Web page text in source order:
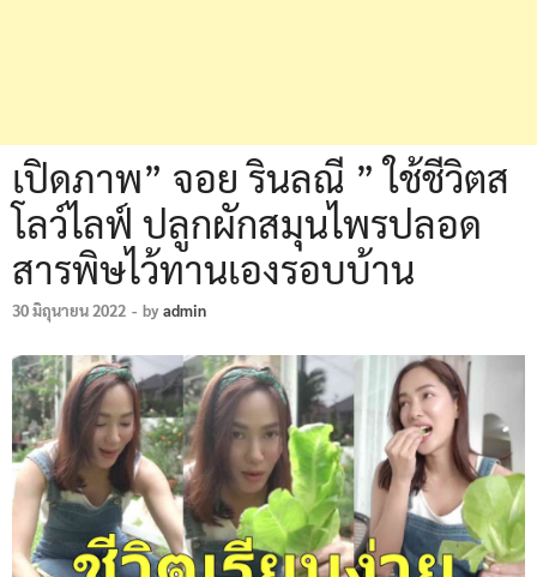
เปิดภาพ” จอย รินลณี ” ใช้ชีวิตส
โลว์ไลฟ์ ปลูกผักสมุนไพรปลอด
สารพิษไว้ทานเองรอบบ้าน
30 มิถุนายน 2022 - byadmin